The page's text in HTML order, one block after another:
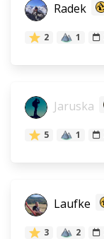
Radek
2 1
Jaruska
5 1
Laufke
3 2